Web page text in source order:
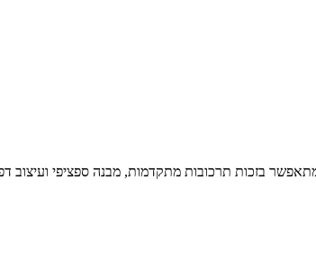
מתאפשר בזכות תרכובות מתקדמות, מבנה ספציפי ועיצוב